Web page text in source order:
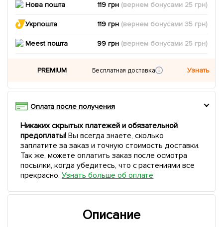
Нова пошта 119 грн (вернем бонусами 25 грн)
Укрпошта 119 грн (вернем бонусами35 грн)
Meest пошта 99 грн (вернем бонусами 25 грн)
PREMIUM Бесплатная доставка Узнать
Оплата после получения
Никаких скрытых платежей и обязательной
предоплаты!Вы всегда знаете, сколько
заплатите за заказ и точную стоимость доставки.
Так же, можете оплатить заказ после осмотра
посылки, когда убедитесь, что с растениями все
прекрасно. Узнать больше об оплате
Описание